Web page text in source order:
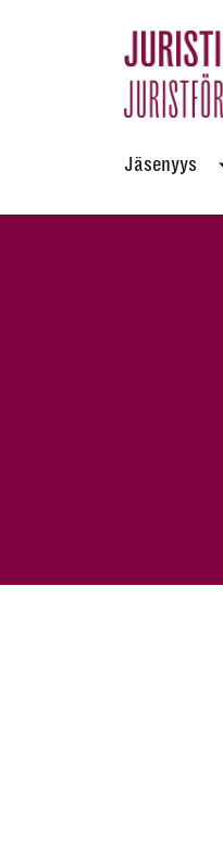
Jäsenyys